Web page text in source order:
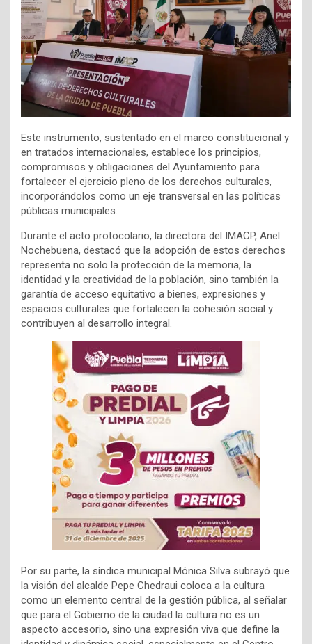
Este instrumento, sustentado en el marco constitucional y
en tratados internacionales, establece los principios,
compromisos y obligaciones del Ayuntamiento para
fortalecer el ejercicio pleno de los derechos culturales,
incorporándolos como un eje transversal en las políticas
públicas municipales.
Durante el acto protocolario, la directora del IMACP, Anel
Nochebuena, destacó que la adopción de estos derechos
representa no solo la protección de la memoria, la
identidad y la creatividad de la población, sino también la
garantía de acceso equitativo a bienes, expresiones y
espacios culturales que fortalecen la cohesión social y
contribuyen al desarrollo integral.
Por su parte, la síndica municipal Mónica Silva subrayó que
la visión del alcalde Pepe Chedraui coloca a la cultura
como un elemento central de la gestión pública, al señalar
que para el Gobierno de la ciudad la cultura no es un
aspecto accesorio, sino una expresión viva que define la